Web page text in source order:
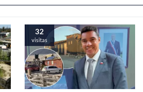
32
visitas